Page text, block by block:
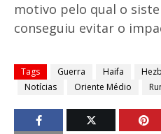
motivo pelo qual o
conseguiu evitar o
Tags Guerra Haifa
Notícias
Oriente Médio